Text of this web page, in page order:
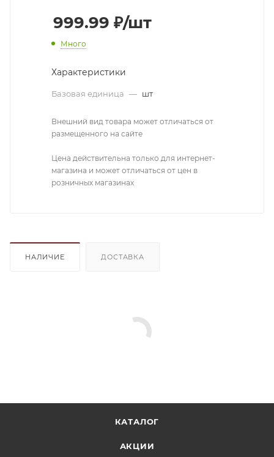
999.99 ₽/шт
Много
Характеристики
Базовая единица — шт
Внешний вид товара может отличаться от
размещенного на сайте
Цена действительна только для интернет-
магазина и может отличаться от цен в
розничных магазинах
НАЛИЧИЕ ДОСТАВКА
КАТАЛОГ
АКЦИИ